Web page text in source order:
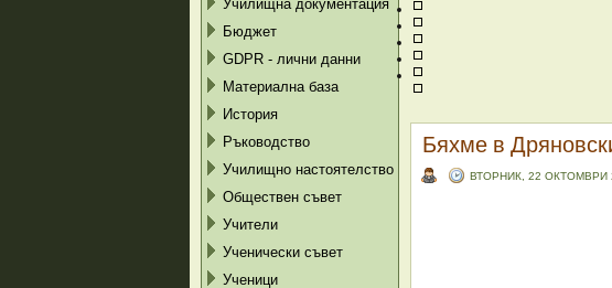
Училищна документация
Бюджет
GDPR - лични данни
Материална база
История
Ръководство
Училищно настоятелство
Обществен съвет
Учители
Ученически съвет
Ученици
Бяхме в
ВТОРНИК, 22 ОКТОМВРИ